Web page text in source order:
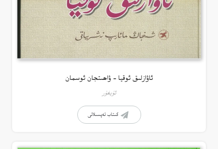
ئاۋازلىق ئوقيا – ۋاھىتجان ئوسمان
ئۇيغۇر
كىتاب تەپسىلاتى